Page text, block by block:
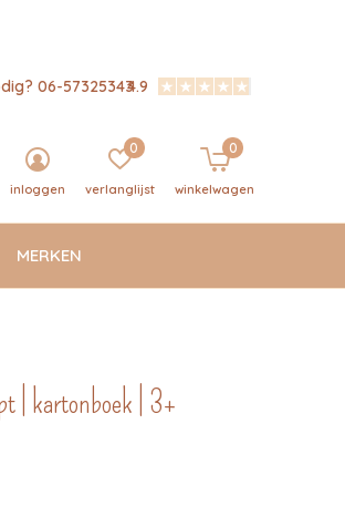
MERKEN
inloggen verlanglijst
0
winkelwagen
0
06-573253434.9
| kartonboek | 3+